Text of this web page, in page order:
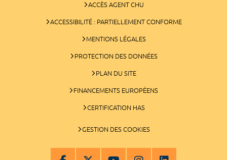
ACCÈS AGENT CHU
ACCESSIBILITÉ : PARTIELLEMENT CONFORME
MENTIONS LÉGALES
PROTECTION DES DONNÉES
PLAN DU SITE
FINANCEMENTS EUROPÉENS
CERTIFICATION HAS
GESTION DES COOKIES